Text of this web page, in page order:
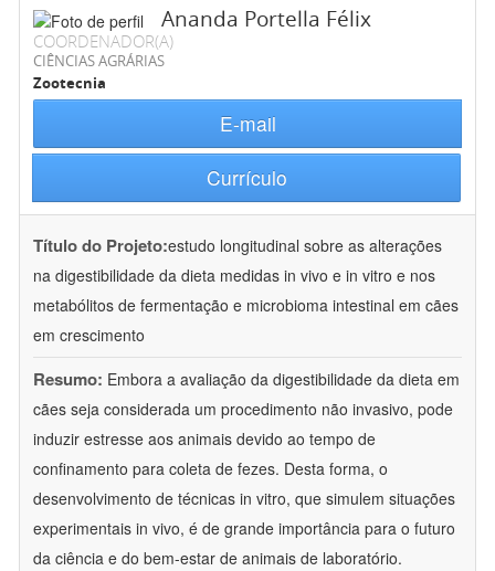
Ananda Portella Félix
COORDENADOR(A)
CIÊNCIAS AGRÁRIAS
Zootecnia
E-mail
Currículo
Título do Projeto:estudo longitudinal sobre as alterações
na digestibilidade da dieta medidas in vivo e in vitro e nos
metabólitos de fermentação e microbioma intestinal em cães
em crescimento
Resumo: Embora a avaliação da digestibilidade da dieta em
cães seja considerada um procedimento não invasivo, pode
induzir estresse aos animais devido ao tempo de
confinamento para coleta de fezes. Desta forma, o
desenvolvimento de técnicas in vitro, que simulem situações
experimentais in vivo, é de grande importância para o futuro
da ciência e do bem-estar de animais de laboratório.